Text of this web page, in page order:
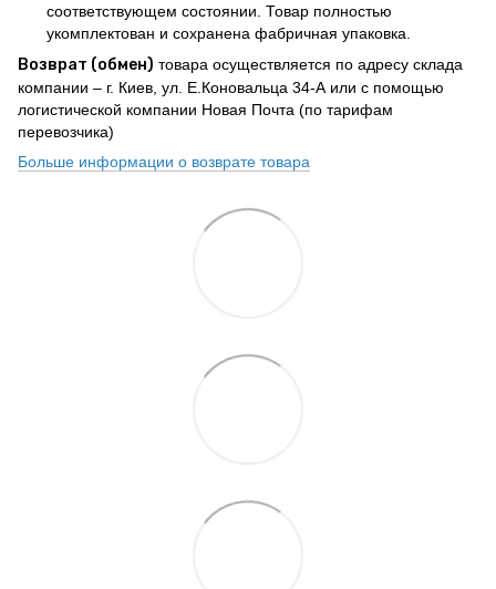
соответствующем состоянии. Товар полностью
укомплектован и сохранена фабричная упаковка.
Возврат (обмен) товара осуществляется по адресу склада
компании – г. Киев, ул. Е.Коновальца 34-А или с помощью
логистической компании Новая Почта (по тарифам
перевозчика)
Больше информации о возврате товара